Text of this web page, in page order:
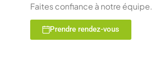
Faites confiance à notre équipe.
Prendre rendez-vous